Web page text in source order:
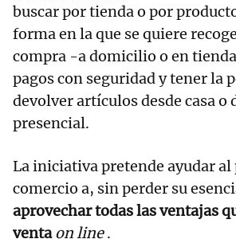
buscar por tienda o por
forma en la que se quiere
compra -a domicilio o en
pagos con seguridad y tener la
devolver artículos desde casa o
presencial.
La iniciativa pretende ayudar al
comercio a, sin perder su
aprovechar todas las ventajas
ventaon line.